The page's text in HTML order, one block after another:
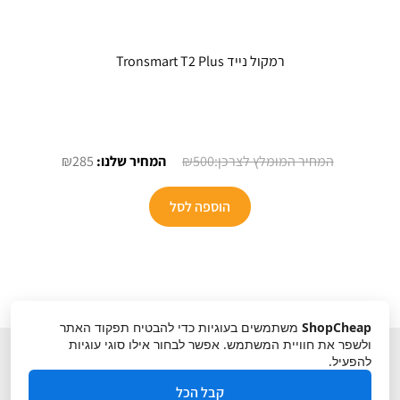
רמקול נייד Tronsmart T2 Plus
₪500
המחיר
המקורי
היה:
₪500.
₪285 המחיר
הוספה לסל
ShopCheap משתמשים בעוגיות כדי להבטיח תפקוד האתר
ולשפר את חוויית המשתמש. אפשר לבחור אילו סוגי עוגיות
להפעיל.
קבל הכל